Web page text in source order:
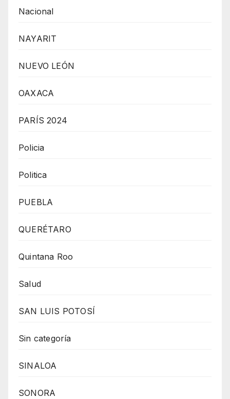
Nacional
NAYARIT
NUEVO LEÓN
OAXACA
PARÍS 2024
Policia
Politica
PUEBLA
QUERÉTARO
Quintana Roo
Salud
SAN LUIS POTOSÍ
Sin categoría
SINALOA
SONORA